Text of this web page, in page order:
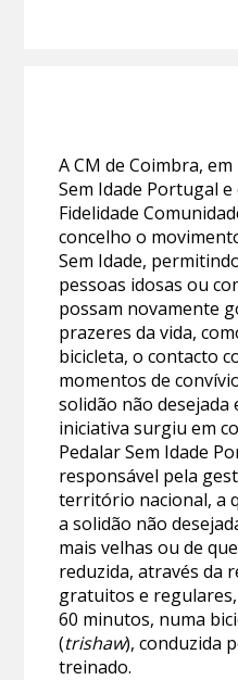
A CM de Coimbra,
Sem Idade Portugal
Fidelidade
concelho o
Sem Idade,
pessoas idosas ou
possam novamente
prazeres da vida,
bicicleta, o contacto
momentos de
solidão não desejada
iniciativa surgiu em
Pedalar Sem Idade
responsável pela
território nacional, a
a solidão não
mais velhas ou de
reduzida, através da
gratuitos e
60 minutos, numa
(trishaw), conduzida
treinado.